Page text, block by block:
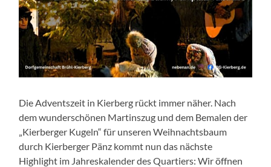
Die Adventszeit in Kierberg rückt immer näher. Nach
dem wunderschönen Martinszug und dem Bemalen der
„Kierberger Kugeln“ für unseren Weihnachtsbaum
durch Kierberger Pänz kommt nun das nächste
Highlight im Jahreskalender des Quartiers: Wir öffnen